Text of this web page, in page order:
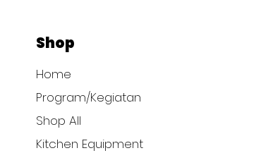
Shop
Home
Program/Kegiatan
Shop All
Kitchen Equipment